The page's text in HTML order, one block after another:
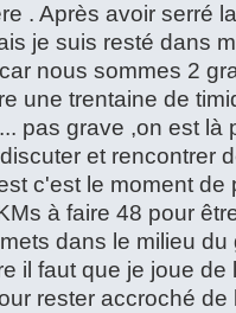
. Après avoir serré
je suis resté dans
nous sommes 2
une trentaine de
pas grave ,on est là
et rencontrer
c'est le moment de
à faire 48 pour
dans le milieu
il faut que je joue
rester accroché